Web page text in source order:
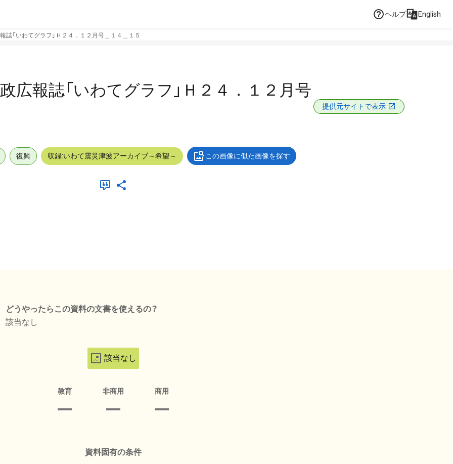
ヘルプ English
「いわてグラフ」Ｈ２４．１２月号＿１４＿１５
報誌「いわてグラフ」Ｈ２４．１２月号
提供元サイトで表示
復興 収録:いわて震災津波アーカイブ～希望～ この画像に似た画像を探す
どうやったらこの資料の文書を使えるの？
該当なし
該当なし
教育 非商用 商用
資料固有の条件